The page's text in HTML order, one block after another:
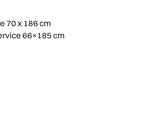
70 x 186 cm
66×185 cm